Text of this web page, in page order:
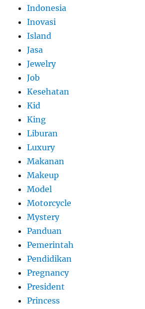
Indonesia
Inovasi
Island
Jasa
Jewelry
Job
Kesehatan
Kid
King
Liburan
Luxury
Makanan
Makeup
Model
Motorcycle
Mystery
Panduan
Pemerintah
Pendidikan
Pregnancy
President
Princess